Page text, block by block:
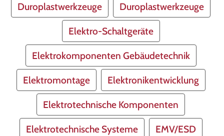
Duroplastwerkzeuge Duroplastwerkzeuge
Elektro-Schaltgeräte
Elektrokomponenten Gebäudetechnik
Elektromontage Elektronikentwicklung
Elektrotechnische Komponenten
Elektrotechnische Systeme EMV/ESD